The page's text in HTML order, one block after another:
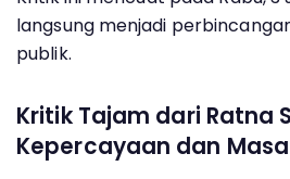
langsung menjadi
publik.
Kritik Tajam dari Ratna
Kepercayaan dan Masa